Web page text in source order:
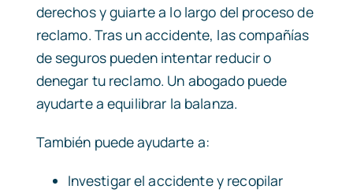
derechos y guiarte a lo largo del proceso de
reclamo. Tras un accidente, las compañías
de seguros pueden intentar reducir o
denegar tu reclamo. Un abogado puede
ayudarte a equilibrar la balanza.
También puede ayudarte a:
Investigar el accidente y recopilar